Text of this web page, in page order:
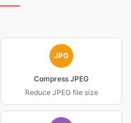
JPG
Compress JPEG
Reduce JPEG file size